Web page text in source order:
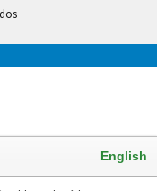
English